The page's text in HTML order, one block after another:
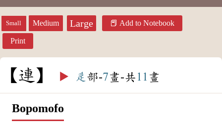
Small Medium Large Add to Notebook
Print
連 ▶️ 辵 部-7畫-共 11 畫
Bopomofo